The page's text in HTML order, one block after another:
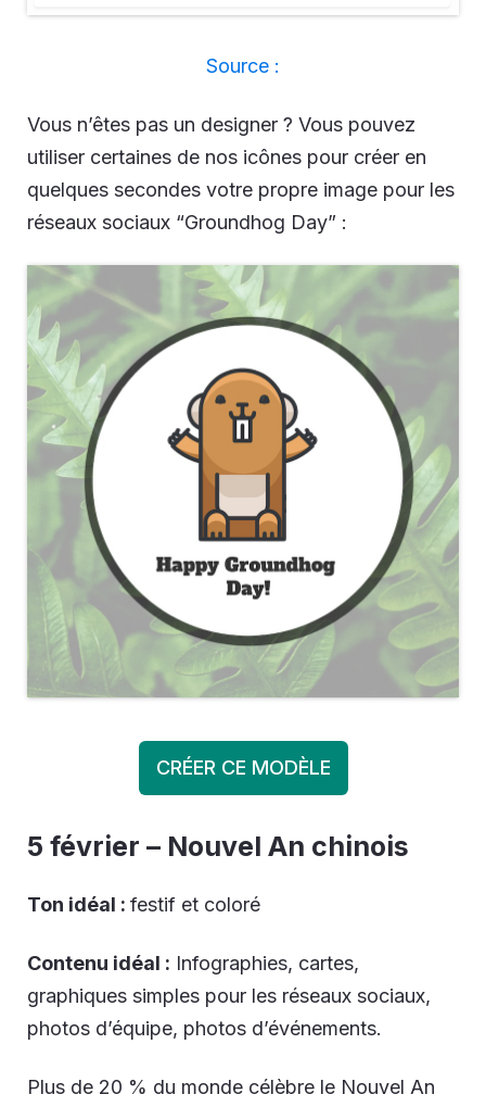
Source :
Vous n’êtes pas un designer ? Vous pouvez
utiliser certaines de nos icônes pour créer en
quelques secondes votre propre image pour les
réseaux sociaux “Groundhog Day” :
CRÉER CE MODÈLE
5 février – Nouvel An chinois
Ton idéal : festif et coloré
Contenu idéal : Infographies, cartes,
graphiques simples pour les réseaux sociaux,
photos d’équipe, photos d’événements.
Plus de 20 % du monde célèbre le Nouvel An